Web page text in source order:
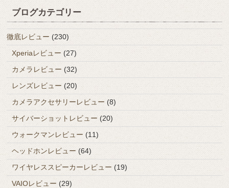
ブログカテゴリー
徹底レビュー (230)
Xperiaレビュー (27)
カメラレビュー (32)
レンズレビュー (20)
カメラアクセサリーレビュー (8)
サイバーショットレビュー (20)
ウォークマンレビュー (11)
ヘッドホンレビュー (64)
ワイヤレススピーカーレビュー (19)
VAIOレビュー (29)